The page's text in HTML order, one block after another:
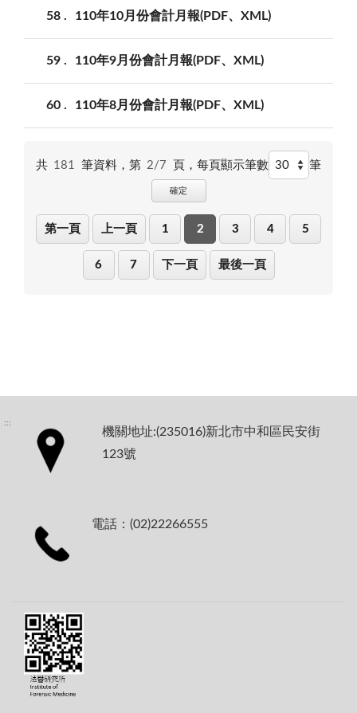
58 110年10月份會計月報(PDF、XML)
59 110年9月份會計月報(PDF、XML)
60 110年8月份會計月報(PDF、XML)
共 181 筆資料，第 2/7 頁， 每頁顯示筆數 筆
確定
第一頁 上一頁 1 2 3 4 5
6 7 下一頁 最後一頁
:::
機關地址:(235016)新北市中和區民安街
123號
電話：(02)22266555